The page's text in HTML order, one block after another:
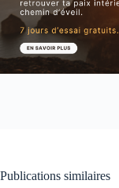
Publications similaires